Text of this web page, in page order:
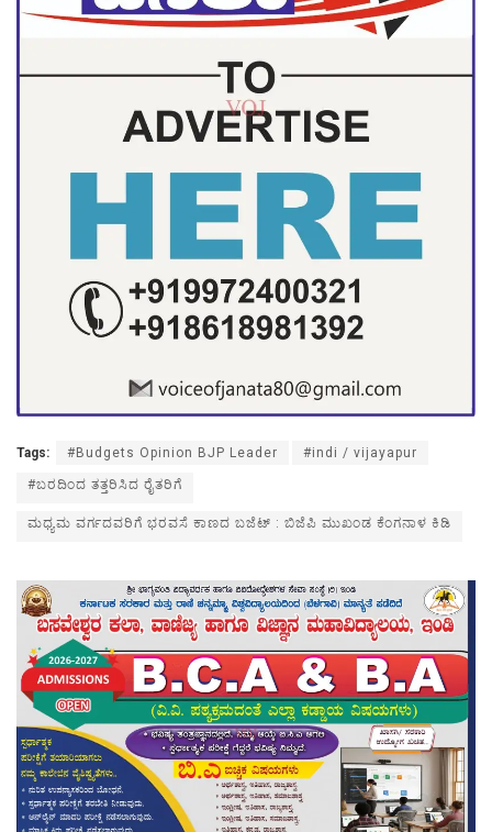
Tags: #Budgets Opinion BJP Leader #indi / vijayapur
#ಬರದಿಂದ ತತ್ತರಿಸಿದ ರೈತರಿಗೆ
ಮಧ್ಯಮ ವರ್ಗದವರಿಗೆ ಭರವಸೆ ಕಾಣದ ಬಜೆಟ್ : ಬಿಜೆಪಿ ಮುಖಂಡ ಕೆಂಗನಾಳ ಕಿಡಿ